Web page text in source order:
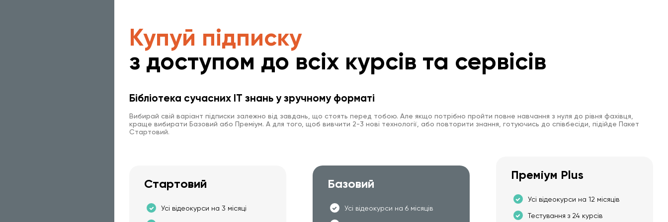
Купуй підписку
з доступом до всіх курсів та сервісів
Бібліотека сучасних IT знань у зручному форматі
Вибирай свій варіант підписки залежно від завдань, що стоять перед тобою. Але якщо потрібно пройти повне навчання з нуля до рівня фахівця,
краще вибирати Базовий або Преміум. А для того, щоб вивчити 2-3 нові технології, або повторити знання, готуючись до співбесіди, підійде Пакет
Стартовий.
Стартовий
Усі відеокурси на 3 місяці
Базовий
Усі відеокурси на 6 місяців
Преміум Plus
Усі відеокурси на 12 місяців
Тестування з 24 курсів